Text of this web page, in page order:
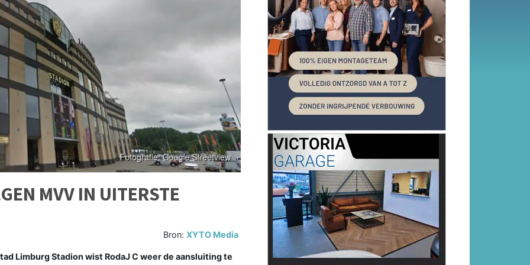
MVV IN UITERSTE
Bron:XYTO Media
Limburg Stadion wist RodaJ C weer de aansluiting te